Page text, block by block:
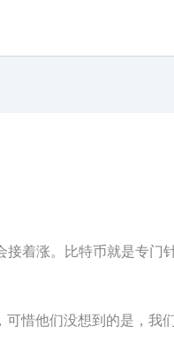
着涨。比特币就是专门
惜他们没想到的是，我